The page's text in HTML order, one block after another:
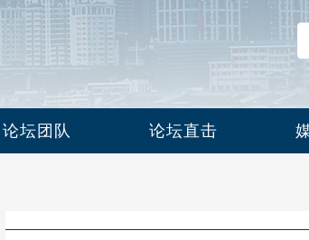
论坛团队 论坛直击